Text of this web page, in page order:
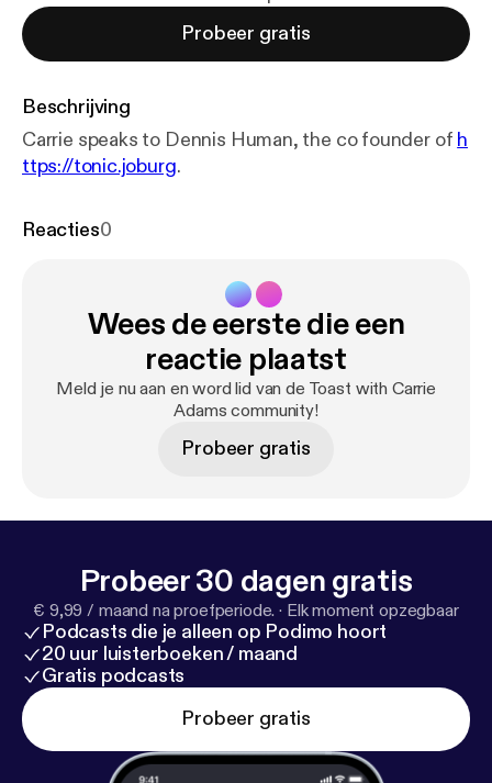
Probeer gratis
Beschrijving
Carrie speaks to Dennis Human, the co founder of h
ttps://tonic.joburg.
Reacties0
Wees de eerste die een
reactie plaatst
Meld je nu aan en word lid van de Toast with Carrie
Adams community!
Probeer gratis
Probeer 30 dagen gratis
€ 9,99 / maand na proefperiode. · Elk moment opzegbaar
Podcasts die je alleen op Podimo hoort
20 uur luisterboeken / maand
Gratis podcasts
Probeer gratis